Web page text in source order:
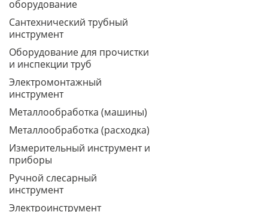
оборудование
Сантехнический трубный
инструмент
Оборудование для прочистки
и инспекции труб
Электромонтажный
инструмент
Металлообработка (машины)
Металлообработка (расходка)
Измерительный инструмент и
приборы
Ручной слесарный
инструмент
Электроинструмент